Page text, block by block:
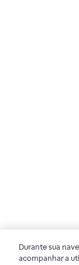
Durante sua
acompanhar a